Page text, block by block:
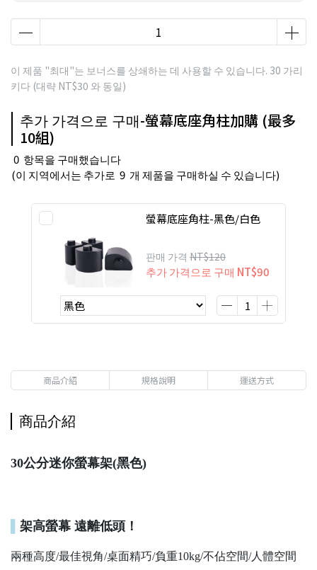
이 제품 "최대"는 보너스를 상쇄하는 데 사용할 수 있습니다. 30 가리
키다 (대략 NT$30 와 동일)
추가 가격으로 구매-螢幕底座角柱加購 (最多
10組)
0 항목을 구매했습니다
(이 지역에서는 추가로 9 개 제품을 구매하실 수 있습니다)
螢幕底座角柱-黑色/白色
판매 가격 NT$120
추가 가격으로 구매 NT$90
商品介紹 規格說明 運送方式
商品介紹
30公分迷你螢幕架(黑色)
架高螢幕 遠離低頭！
兩種高度/最佳視角/桌面精巧/負重10kg/不佔空間/人體空間